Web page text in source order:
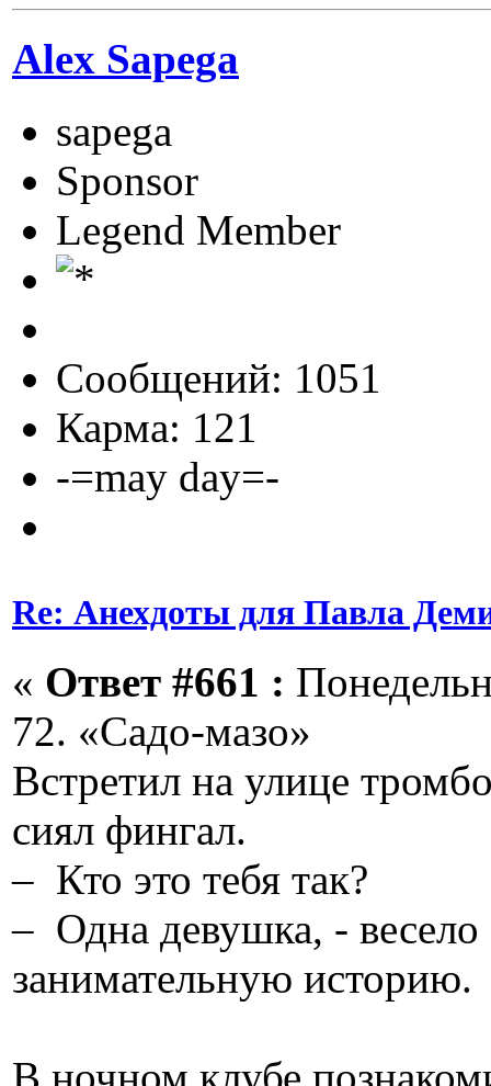
Alex Sapega
sapega
Sponsor
Legend Member
Сообщений: 1051
Карма: 121
-=may day=-
Re: Анехдоты для Павла
« Ответ #661 :
72. «Садо-мазо»
Встретил на улице
сиял фингал.
– Кто это тебя так?
– Одна девушка, - весело
занимательную историю.